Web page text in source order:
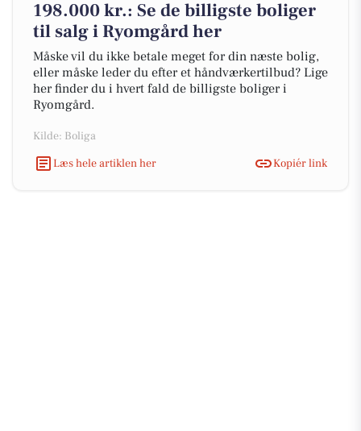
198.000 kr.: Se de billigste boliger
til salg i Ryomgård her
Måske vil du ikke betale meget for din næste bolig,
eller måske leder du efter et håndværkertilbud? Lige
her finder du i hvert fald de billigste boliger i
Ryomgård.
Kilde: Boliga
Læs hele artiklen her
Kopiér link